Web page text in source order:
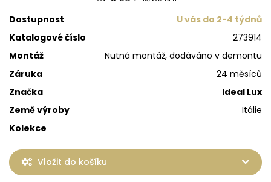
Dostupnost
U vás do 2-4 týdnů
Katalogové číslo
273914
Montáž
Nutná montáž, dodáváno v demontu
Záruka
24 měsíců
Značka
Ideal Lux
Země výroby
Itálie
Kolekce
Vložit do košíku